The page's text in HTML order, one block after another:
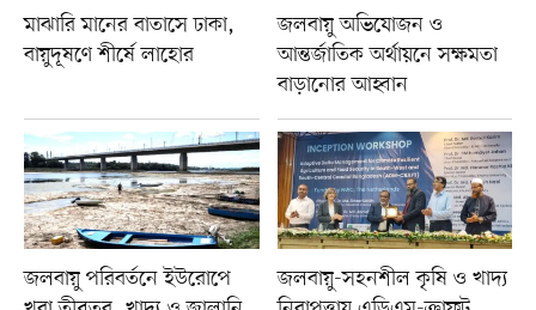
মাঝারি মানের বাতাসে ঢাকা,
বায়ুদূষণে শীর্ষে লাহোর
জলবায়ু অভিযোজন ও
আন্তর্জাতিক অর্থায়নে সক্ষমতা
বাড়ানোর আহ্বান
জলবায়ু পরিবর্তনে ইউরোপে
জলবায়ু-সহনশীল কৃষি ও খাদ্য